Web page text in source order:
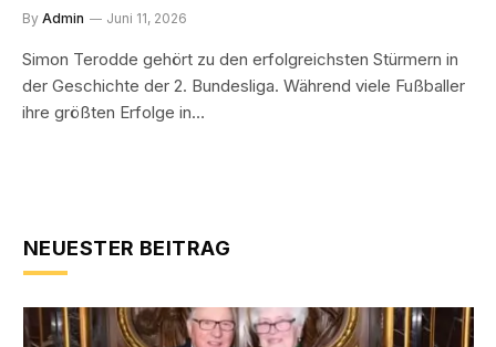
By Admin Juni 11, 2026
Simon Terodde gehört zu den erfolgreichsten Stürmern in
der Geschichte der 2. Bundesliga. Während viele Fußballer
ihre größten Erfolge in…
NEUESTER BEITRAG